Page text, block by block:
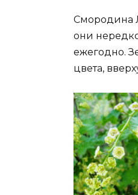
Смородина
они
ежегодно.
цвета,